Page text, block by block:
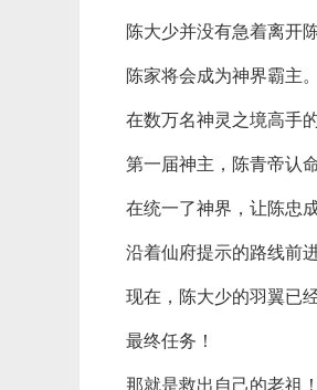
陈大少并没有急着离开
陈家将会成为神界霸主。
在数万名神灵之境高手
第一届神主，陈青帝认
在统一了神界，让陈忠
沿着仙府提示的路线前进
现在，陈大少的羽翼已
最终任务！
那就是救出自己的老祖！